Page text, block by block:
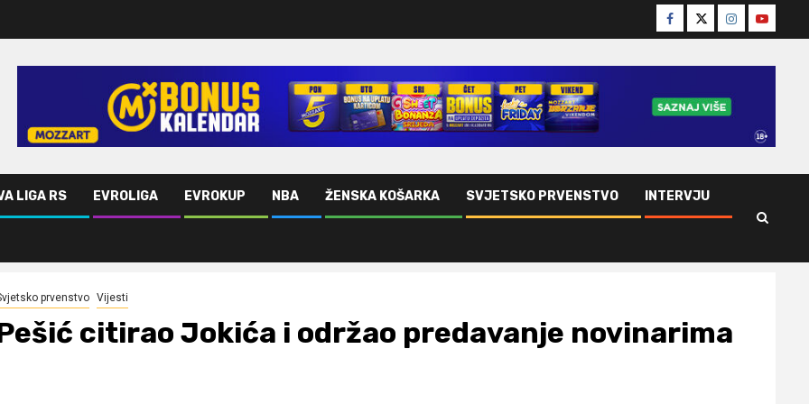
Facebook
TwitterInstagram
Youtube
LIGA RS EVROLIGA EVROKUP NBA ŽENSKA KOŠARKA SVJETSKO PRVENSTVO INTERVJU
prvenstvo Vijesti
citirao Jokića i održao predavanje novinarima